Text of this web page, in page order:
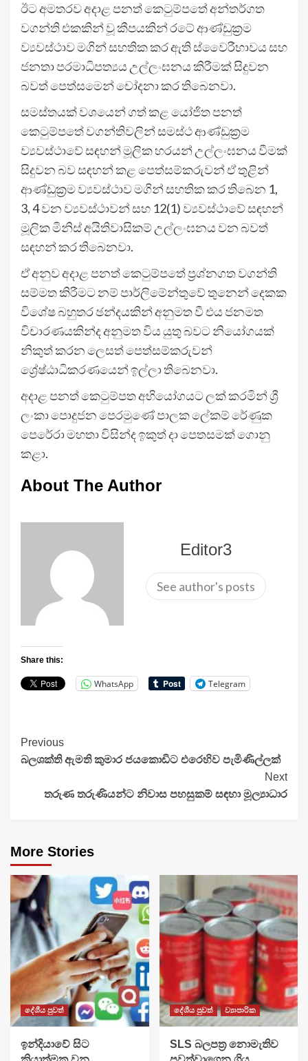
ඊට අමතරව අදාළ පනත් කෙටුම්පතේ අන්තර්ගත
වගන්ති එකකින් වූ කීපයකින් රටේ ආණ්ඩුක්‍රම
ව්‍යවස්ථාව මගින් සහතික කර ඇති ස්වෛරීභාවය සහ
ජනතා පරමාධිපත්‍යය උල්ලංඝනය කිරීමක් සිදුවන
බවත් පෙත්සමෙන් චෝදනා කර තිබෙනවා.
සමස්තයක් වශයෙන් ගත් කළ යෝජිත පනත්
කෙටුම්පතේ වගන්තිවලින් සමස්ථ ආණ්ඩුක්‍රම
ව්‍යවස්ථාවේ සඳහන් මූලික හරයන් උල්ලංඝනය වීමක්
සිදුවන බව සඳහන් කළ පෙත්සම්කරුවන් ඒ තුළින්
ආණ්ඩුක්‍රම ව්‍යවස්ථාව මගින් සහතික කර තිබෙන 1,
3, 4 වන ව්‍යවස්ථාවන් සහ 12(1) ව්‍යවස්ථාවේ සඳහන්
මූලික මිනිස් අයිතිවාසිකම් උල්ලංඝනය වන බවත්
සඳහන් කර තිබෙනවා.
ඒ අනුව අදාළ පනත් කෙටුම්පතේ ප්‍රශ්නගත වගන්ති
සම්මත කිරීමට නම් පාර්ලිමේන්තුවේ තුනෙන් දෙකක
විශේෂ බහුතර ඡන්දයකින් අනුමත වී එය ජනමත
විචාරණයකින්ද අනුමත විය යුතු බවට නියෝගයක්
නිකුත් කරන ලෙසත් පෙත්සම්කරුවන්
ශ්‍රේෂ්ඨාධිකරණයෙන් ඉල්ලා තිබෙනවා.
අදාළ පනත් කෙටුම්පත අභියෝගයට ලක් කරමින් ශ්‍රී
ලංකා පොදුජන පෙරමුණේ පාලක ලේකම් රේණුක
පෙරේරා මහතා විසින්ද ඉකුත් දා පෙතසමක් ගොනු
කළා.
About The Author
Editor3
See author's posts
Share this:
WhatsApp Telegram
Continue
Reading
Previous
බලශක්ති ඇමති කුමාර ජයකොඩිට එරෙහිව පැමිණිල්ලක්
Next
තරුණ තරුණියන්ට නිවාස පහසුකම් සඳහා මූල්‍යාධාර
More Stories
දේශීය පුවත්
​ඉන්දියාවේ සිට
දේශීය පුවත් ව්‍යාපාරික
SLS බලපත්‍ර නොමැතිව